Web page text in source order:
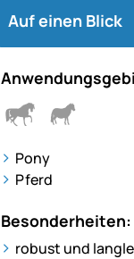
Auf einen Blick
Pony
Pferd
Besonderheiten:
robust und